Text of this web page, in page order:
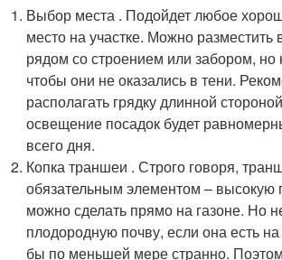
Выбор места . Подойдет любое
место на участке. Можно разместить
рядом со строением или забором, но
чтобы они не оказались в тени.
располагать грядку длинной
освещение посадок будет
всего дня.
Копка траншеи . Строго говоря,
обязательным элементом – высокую
можно сделать прямо на газоне. Но
плодородную почву, если она есть
бы по меньшей мере странно.